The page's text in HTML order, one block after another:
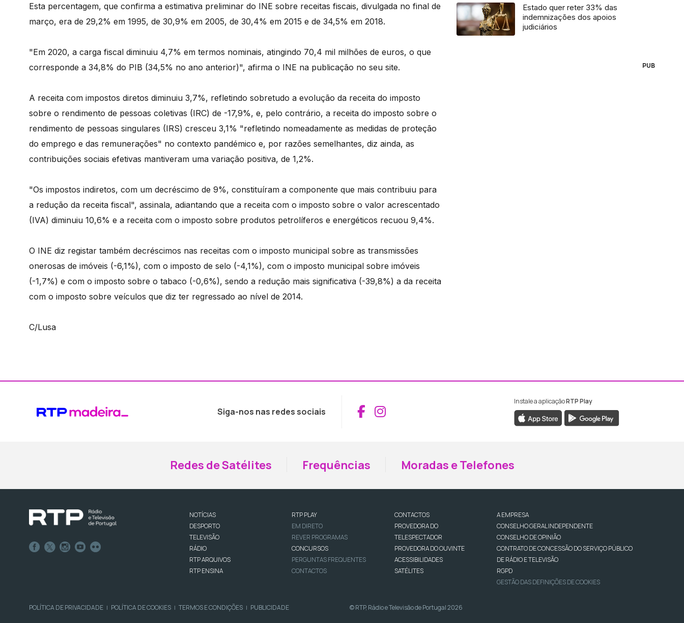
Esta percentagem, que confirma a estimativa preliminar do INE sobre receitas fiscais, divulgada no final de
março, era de 29,2% em 1995, de 30,9% em 2005, de 30,4% em 2015 e de 34,5% em 2018.
"Em 2020, a carga fiscal diminuiu 4,7% em termos nominais, atingindo 70,4 mil milhões de euros, o que
corresponde a 34,8% do PIB (34,5% no ano anterior)", afirma o INE na publicação no seu site.
A receita com impostos diretos diminuiu 3,7%, refletindo sobretudo a evolução da receita do imposto
sobre o rendimento de pessoas coletivas (IRC) de -17,9%, e, pelo contrário, a receita do imposto sobre o
rendimento de pessoas singulares (IRS) cresceu 3,1% "refletindo nomeadamente as medidas de proteção
do emprego e das remunerações" no contexto pandémico e, por razões semelhantes, diz ainda, as
contribuições sociais efetivas mantiveram uma variação positiva, de 1,2%.
"Os impostos indiretos, com um decréscimo de 9%, constituíram a componente que mais contribuiu para
a redução da receita fiscal", assinala, adiantando que a receita com o imposto sobre o valor acrescentado
(IVA) diminuiu 10,6% e a receita com o imposto sobre produtos petrolíferos e energéticos recuou 9,4%.
O INE diz registar também decréscimos nas receitas com o imposto municipal sobre as transmissões
onerosas de imóveis (-6,1%), com o imposto de selo (-4,1%), com o imposto municipal sobre imóveis
(-1,7%) e com o imposto sobre o tabaco (-0,6%), sendo a redução mais significativa (-39,8%) a da receita
com o imposto sobre veículos que diz ter regressado ao nível de 2014.
C/Lusa
Estado quer reter 33% das
indemnizações dos apoios
judiciários
PUB
Siga-nos nas redes sociais Aceder ao Facebook da RTP Madeira
Aceder ao Instagram da RTP Madeira
Instale a aplicaçãoRTP Play
Redes de Satélites Frequências Moradas e Telefones
NOTÍCIAS
DESPORTO
TELEVISÃO
RÁDIO
RTP ARQUIVOS
RTP ENSINA
RTP PLAY
EM DIRETO
REVER PROGRAMAS
CONCURSOS
PERGUNTAS FREQUENTES
CONTACTOS
CONTACTOS
PROVEDORA DO
TELESPECTADOR
PROVEDORA DO OUVINTE
ACESSIBILIDADES
SATÉLITES
A EMPRESA
CONSELHO GERAL INDEPENDENTE
CONSELHO DE OPINIÃO
CONTRATO DE CONCESSÃO DO SERVIÇO PÚBLICO
DE RÁDIO E TELEVISÃO
RGPD
GESTÃO DAS DEFINIÇÕES DE COOKIES
POLÍTICA DE PRIVACIDADE | POLÍTICA DE COOKIES | TERMOS E CONDIÇÕES | PUBLICIDADE © RTP, Rádio e Televisão de Portugal 2026